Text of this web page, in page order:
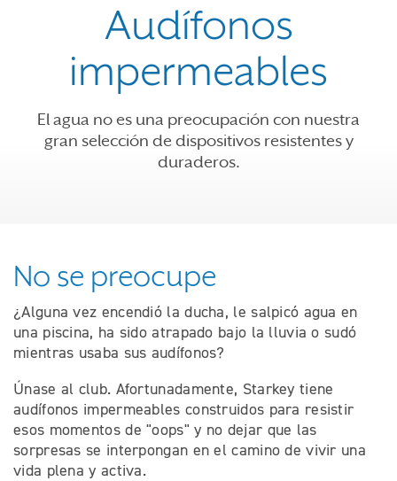
Audífonos
impermeables
El agua no es una preocupación con nuestra
gran selección de dispositivos resistentes y
duraderos.
No se preocupe
¿Alguna vez encendió la ducha, le salpicó agua en
una piscina, ha sido atrapado bajo la lluvia o sudó
mientras usaba sus audífonos?
Únase al club. Afortunadamente, Starkey tiene
audífonos impermeables construidos para resistir
esos momentos de "oops" y no dejar que las
sorpresas se interpongan en el camino de vivir una
vida plena y activa.